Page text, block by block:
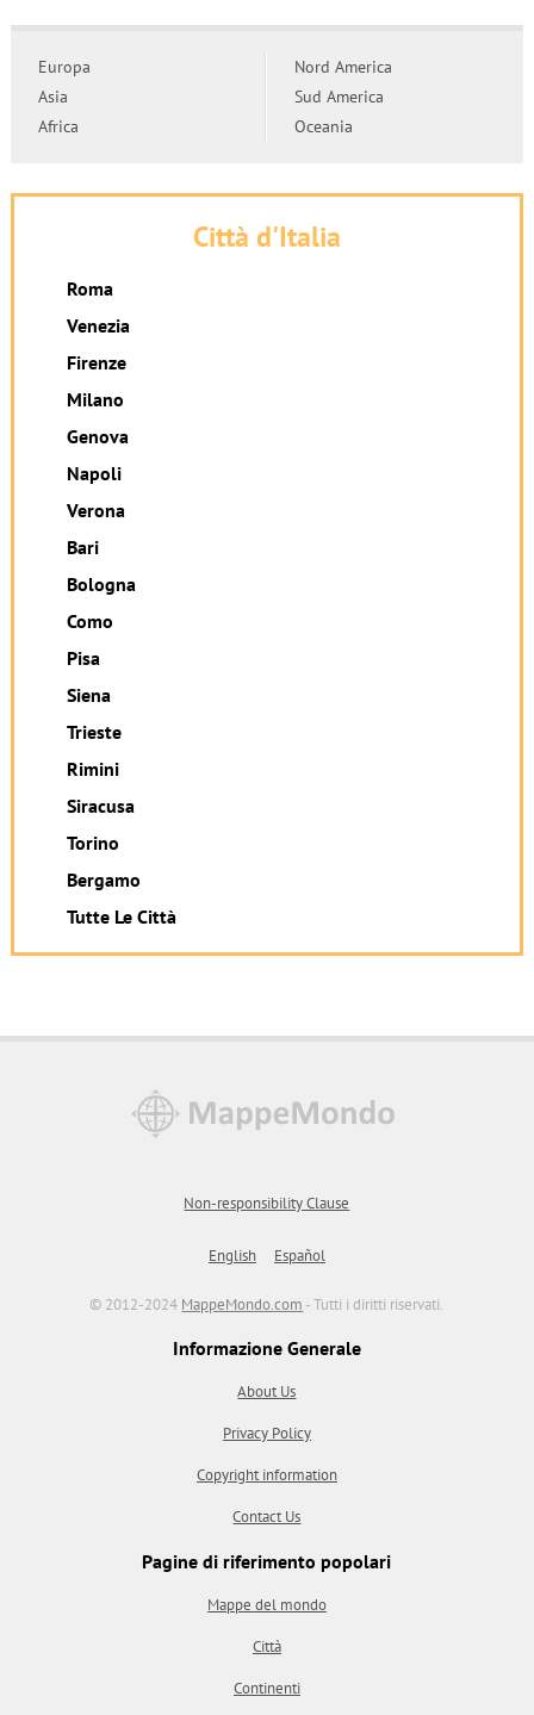
Europa
Asia
Africa
Nord America
Sud America
Oceania
Città d'Italia
Roma
Venezia
Firenze
Milano
Genova
Napoli
Verona
Bari
Bologna
Como
Pisa
Siena
Trieste
Rimini
Siracusa
Torino
Bergamo
Tutte Le Città
Non-responsibility Clause
English Español
© 2012-2024 MappeMondo.com - Tutti i diritti riservati.
Informazione Generale
About Us
Privacy Policy
Copyright information
Contact Us
Pagine di riferimento popolari
Mappe del mondo
Città
Continenti